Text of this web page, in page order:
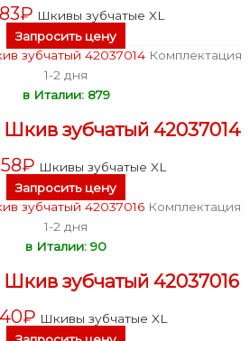
₽ Шкивы зубчатые XL
Запросить цену
Комплектация
1-2 дня
в Италии: 879
Шкив зубчатый 42037014
₽ Шкивы зубчатые XL
Запросить цену
Комплектация
1-2 дня
в Италии: 90
Шкив зубчатый 42037016
₽ Шкивы зубчатые XL